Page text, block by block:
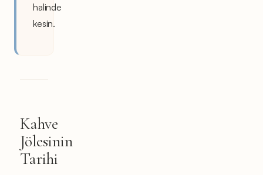
halinde
kesin.
Kahve
Jölesinin
Tarihi